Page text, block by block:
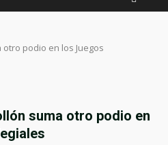
podio en los Juegos
suma otro podio en